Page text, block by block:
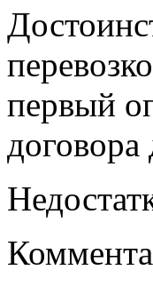
первый
договора